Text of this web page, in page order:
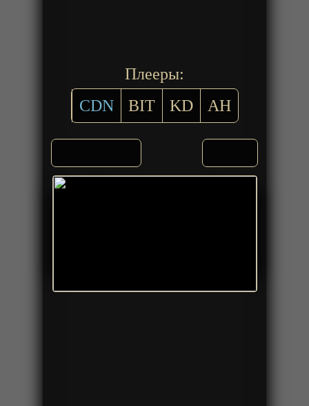
Плееры:
CDN
BIT KD AH